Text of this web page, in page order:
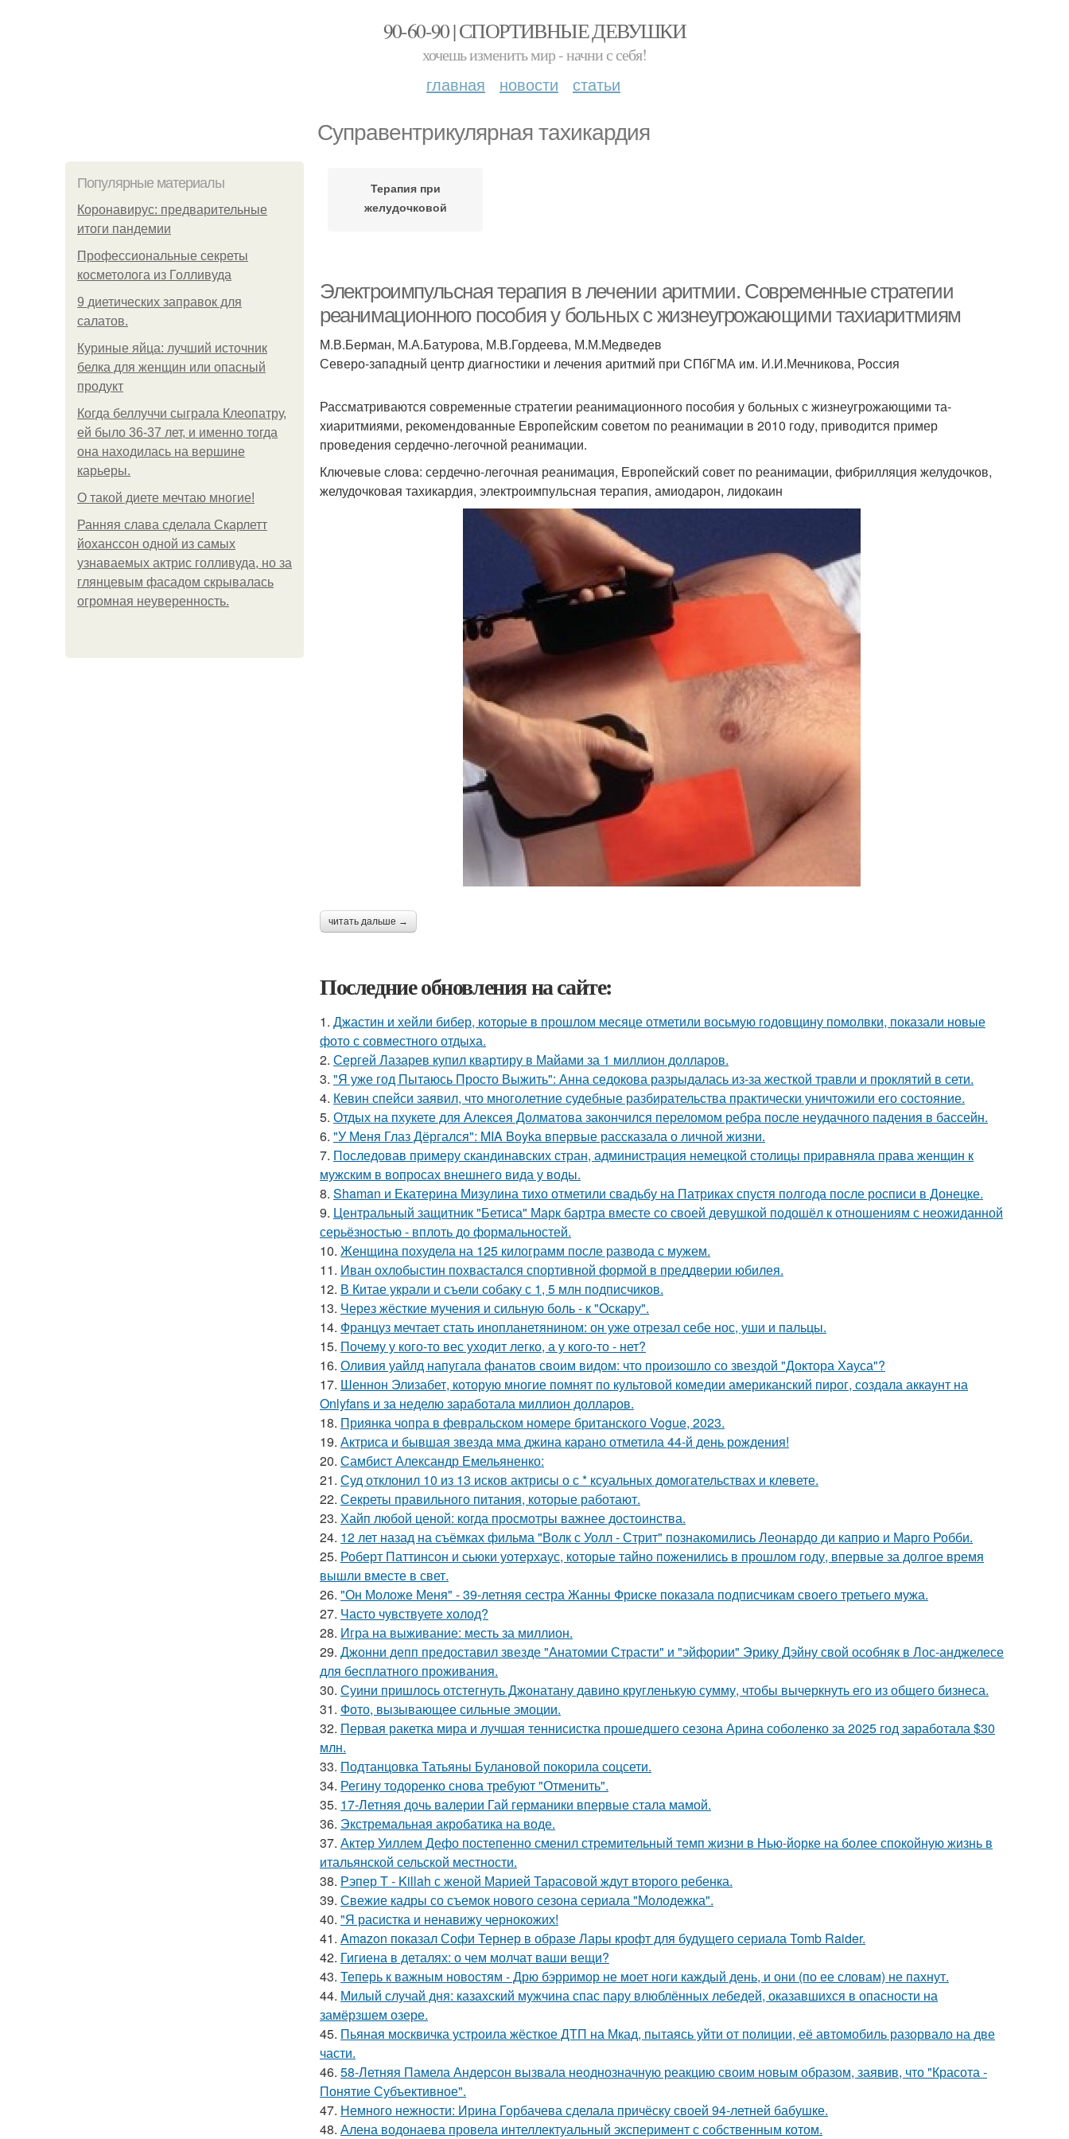
90-60-90 | СПОРТИВНЫЕ ДЕВУШКИ
хочешь изменить мир - начни с себя!
главная новости статьи
Суправентрикулярная тахикардия
Популярные материалы
Коронавирус: предварительные
итоги пандемии
Профессиональные секреты
косметолога из Голливуда
9 диетических заправок для
салатов.
Куриные яйца: лучший источник
белка для женщин или опасный
продукт
Когда беллуччи сыграла Клеопатру,
ей было 36-37 лет, и именно тогда
она находилась на вершине
карьеры.
О такой диете мечтаю многие!
Ранняя слава сделала Скарлетт
йоханссон одной из самых
узнаваемых актрис голливуда, но за
глянцевым фасадом скрывалась
огромная неуверенность.
Терапия при
желудочковой
Электроимпульсная терапия в лечении аритмии. Современные стратегии
реанимационного пособия у больных с жизнеугрожающими тахиаритмиям
М.В.Берман, М.А.Батурова, М.В.Гордеева, М.М.Медведев
Северо-западный центр диагностики и лечения аритмий при СПбГМА им. И.И.Мечникова, Россия
Рассматриваются современные стратегии реанимационного пособия у больных с жизнеугрожающими та-
хиаритмиями, рекомендованные Европейским советом по реанимации в 2010 году, приводится пример
проведения сердечно-легочной реанимации.
Ключевые слова: сердечно-легочная реанимация, Европейский совет по реанимации, фибрилляция желудочков,
желудочковая тахикардия, электроимпульсная терапия, амиодарон, лидокаин
читать дальше →
Последние обновления на сайте:
1. Джастин и хейли бибер, которые в прошлом месяце отметили восьмую годовщину помолвки, показали новые
фото с совместного отдыха.
2. Сергей Лазарев купил квартиру в Майами за 1 миллион долларов.
3. "Я уже год Пытаюсь Просто Выжить": Анна седокова разрыдалась из-за жесткой травли и проклятий в сети.
4. Кевин спейси заявил, что многолетние судебные разбирательства практически уничтожили его состояние.
5. Отдых на пхукете для Алексея Долматова закончился переломом ребра после неудачного падения в бассейн.
6. "У Меня Глаз Дёргался": MIA Boyka впервые рассказала о личной жизни.
7. Последовав примеру скандинавских стран, администрация немецкой столицы приравняла права женщин к
мужским в вопросах внешнего вида у воды.
8. Shaman и Екатерина Мизулина тихо отметили свадьбу на Патриках спустя полгода после росписи в Донецке.
9. Центральный защитник "Бетиса" Марк бартра вместе со своей девушкой подошёл к отношениям с неожиданной
серьёзностью - вплоть до формальностей.
10. Женщина похудела на 125 килограмм после развода с мужем.
11. Иван охлобыстин похвастался спортивной формой в преддверии юбилея.
12. В Китае украли и съели собаку с 1, 5 млн подписчиков.
13. Через жёсткие мучения и сильную боль - к "Оскару".
14. Француз мечтает стать инопланетянином: он уже отрезал себе нос, уши и пальцы.
15. Почему у кого-то вес уходит легко, а у кого-то - нет?
16. Оливия уайлд напугала фанатов своим видом: что произошло со звездой "Доктора Хауса"?
17. Шеннон Элизабет, которую многие помнят по культовой комедии американский пирог, создала аккаунт на
Onlyfans и за неделю заработала миллион долларов.
18. Приянка чопра в февральском номере британского Vogue, 2023.
19. Актриса и бывшая звезда мма джина карано отметила 44-й день рождения!
20. Самбист Александр Емельяненко:
21. Суд отклонил 10 из 13 исков актрисы о с * ксуальных домогательствах и клевете.
22. Секреты правильного питания, которые работают.
23. Хайп любой ценой: когда просмотры важнее достоинства.
24. 12 лет назад на съёмках фильма "Волк с Уолл - Стрит" познакомились Леонардо ди каприо и Марго Робби.
25. Роберт Паттинсон и сьюки уотерхаус, которые тайно поженились в прошлом году, впервые за долгое время
вышли вместе в свет.
26. "Он Моложе Меня" - 39-летняя сестра Жанны Фриске показала подписчикам своего третьего мужа.
27. Часто чувствуете холод?
28. Игра на выживание: месть за миллион.
29. Джонни депп предоставил звезде "Анатомии Страсти" и "эйфории" Эрику Дэйну свой особняк в Лос-анджелесе
для бесплатного проживания.
30. Суини пришлось отстегнуть Джонатану давино кругленькую сумму, чтобы вычеркнуть его из общего бизнеса.
31. Фото, вызывающее сильные эмоции.
32. Первая ракетка мира и лучшая теннисистка прошедшего сезона Арина соболенко за 2025 год заработала $30
млн.
33. Подтанцовка Татьяны Булановой покорила соцсети.
34. Регину тодоренко снова требуют "Отменить".
35. 17-Летняя дочь валерии Гай германики впервые стала мамой.
36. Экстремальная акробатика на воде.
37. Актер Уиллем Дефо постепенно сменил стремительный темп жизни в Нью-йорке на более спокойную жизнь в
итальянской сельской местности.
38. Рэпер T - Killah с женой Марией Тарасовой ждут второго ребенка.
39. Свежие кадры со съемок нового сезона сериала "Молодежка".
40. "Я расистка и ненавижу чернокожих!
41. Amazon показал Софи Тернер в образе Лары крофт для будущего сериала Tomb Raider.
42. Гигиена в деталях: о чем молчат ваши вещи?
43. Теперь к важным новостям - Дрю бэрримор не моет ноги каждый день, и они (по ее словам) не пахнут.
44. Милый случай дня: казахский мужчина спас пару влюблённых лебедей, оказавшихся в опасности на
замёрзшем озере.
45. Пьяная москвичка устроила жёсткое ДТП на Мкад, пытаясь уйти от полиции, её автомобиль разорвало на две
части.
46. 58-Летняя Памела Андерсон вызвала неоднозначную реакцию своим новым образом, заявив, что "Красота -
Понятие Субъективное".
47. Немного нежности: Ирина Горбачева сделала причёску своей 94-летней бабушке.
48. Алена водонаева провела интеллектуальный эксперимент с собственным котом.